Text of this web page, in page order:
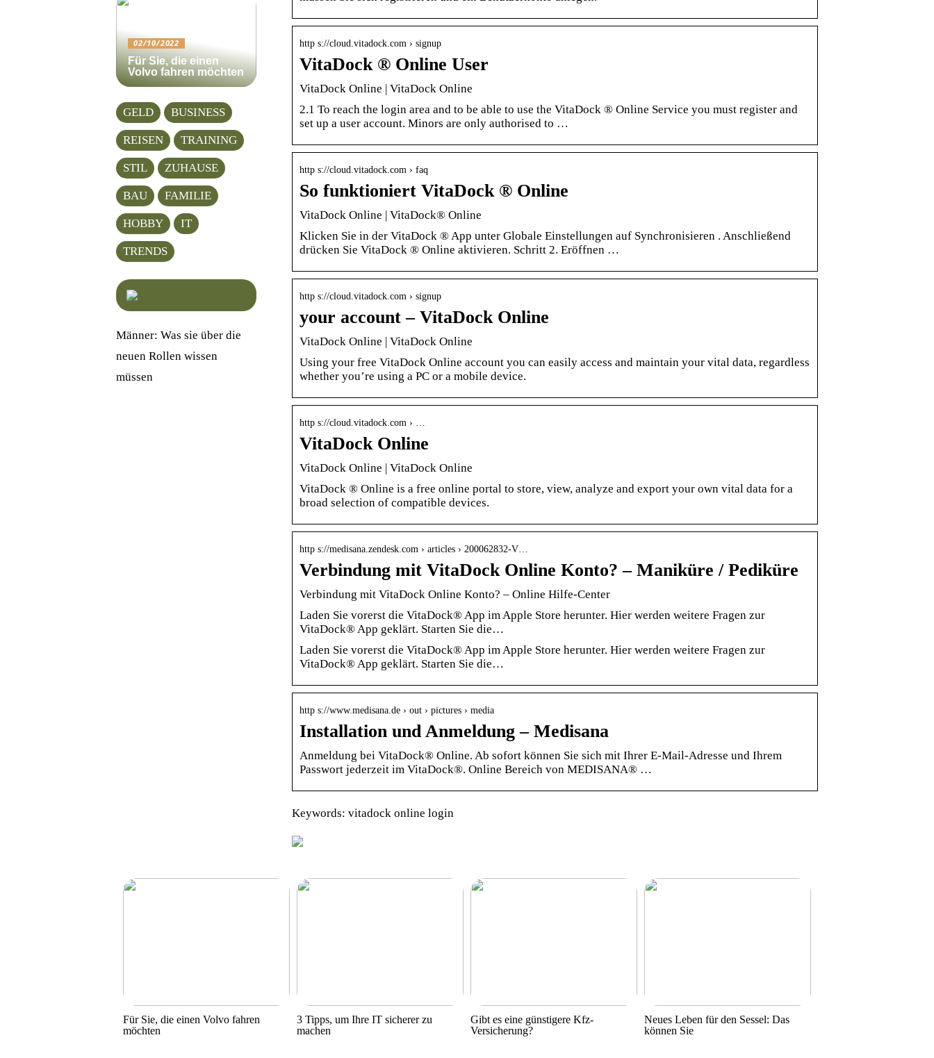
http s://cloud.vitadock.com › signup
VitaDock ® Online User
VitaDock Online | VitaDock Online
2.1 To reach the login area and to be able to use the VitaDock ® Online Service you must register and
set up a user account. Minors are only authorised to …
http s://cloud.vitadock.com › faq
So funktioniert VitaDock ® Online
VitaDock Online | VitaDock® Online
Klicken Sie in der VitaDock ® App unter Globale Einstellungen auf Synchronisieren . Anschließend
drücken Sie VitaDock ® Online aktivieren. Schritt 2. Eröffnen …
http s://cloud.vitadock.com › signup
your account – VitaDock Online
VitaDock Online | VitaDock Online
Using your free VitaDock Online account you can easily access and maintain your vital data, regardless
whether you’re using a PC or a mobile device.
http s://cloud.vitadock.com › …
VitaDock Online
VitaDock Online | VitaDock Online
VitaDock ® Online is a free online portal to store, view, analyze and export your own vital data for a
broad selection of compatible devices.
http s://medisana.zendesk.com › articles › 200062832-V…
Verbindung mit VitaDock Online Konto? – Maniküre / Pediküre
Verbindung mit VitaDock Online Konto? – Online Hilfe-Center
Laden Sie vorerst die VitaDock® App im Apple Store herunter. Hier werden weitere Fragen zur
VitaDock® App geklärt. Starten Sie die…
Laden Sie vorerst die VitaDock® App im Apple Store herunter. Hier werden weitere Fragen zur
VitaDock® App geklärt. Starten Sie die…
http s://www.medisana.de › out › pictures › media
Installation und Anmeldung – Medisana
Anmeldung bei VitaDock® Online. Ab sofort können Sie sich mit Ihrer E-Mail-Adresse und Ihrem
Passwort jederzeit im VitaDock®. Online Bereich von MEDISANA® …
Keywords: vitadock online login
02/10/2022
Für Sie, die einen
Volvo fahren möchten
GELD BUSINESS
REISEN TRAINING
STIL ZUHAUSE
BAU FAMILIE
HOBBY IT
TRENDS
Männer: Was sie über die
neuen Rollen wissen
müssen
Für Sie, die einen Volvo fahren
möchten
3 Tipps, um Ihre IT sicherer zu
machen
Gibt es eine günstigere Kfz-
Versicherung?
Neues Leben für den Sessel: Das
können Sie